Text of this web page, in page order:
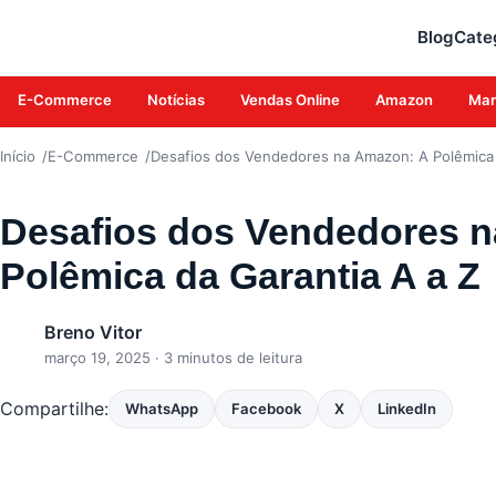
Blog
E-Commerce Notícias Vendas Online Amazon
Início E-Commerce Desafios dos Vendedores na Amazon: A
Desafios dos Vendedores
Polêmica da Garantia A a Z
Breno Vitor
março 19, 2025 · 3 minutos de leitura
Compartilhe: WhatsApp Facebook X LinkedIn